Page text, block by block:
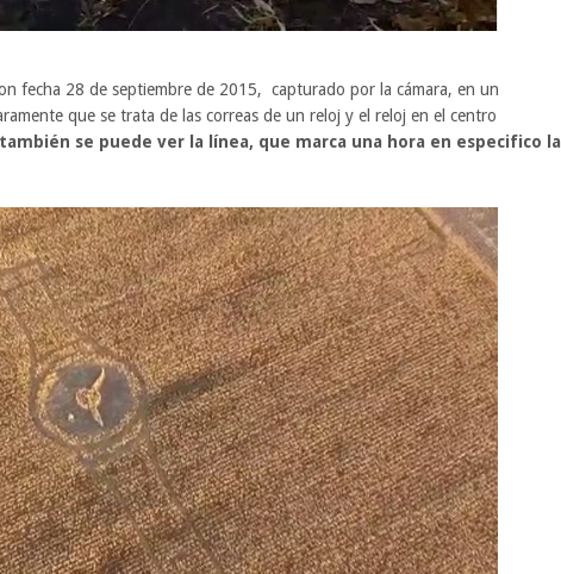
fecha 28 de septiembre de 2015, capturado por la cámara, en un
que se trata de las correas de un reloj y el reloj en el centro
se puede ver la línea, que marca una hora en especifico la